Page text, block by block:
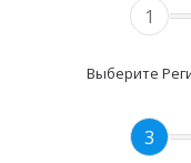
1
Выберите
3